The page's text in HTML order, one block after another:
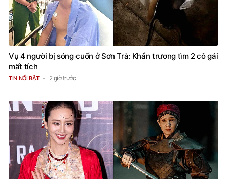
Vụ 4 người bị sóng cuốn ở Sơn Trà: Khẩn trương tìm 2 cô gái
mất tích
TIN NỔI BẬT 2 giờ trước